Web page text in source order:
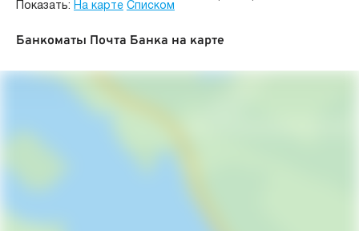
Показать: На карте Списком
Банкоматы Почта Банка на карте